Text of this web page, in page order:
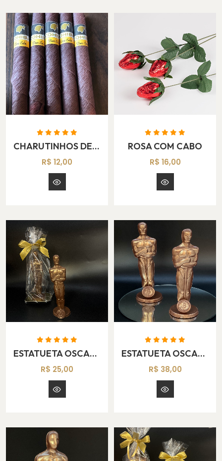
CHARUTINHOS DE CHOCOLATE
R$ 12,00
ROSA COM CABO
R$ 16,00
ESTATUETA OSCAR MINI
R$ 25,00
ESTATUETA OSCAR MÉDIO
R$ 38,00